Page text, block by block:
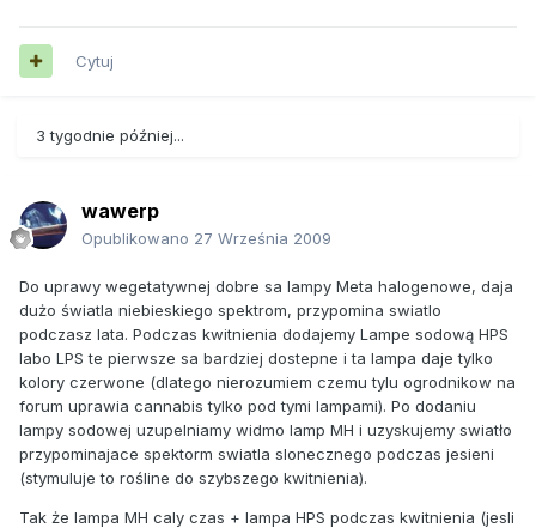
Cytuj
3 tygodnie później...
wawerp
Opublikowano 27 Września 2009
Do uprawy wegetatywnej dobre sa lampy Meta halogenowe, daja
dużo światla niebieskiego spektrom, przypomina swiatlo
podczasz lata. Podczas kwitnienia dodajemy Lampe sodową HPS
labo LPS te pierwsze sa bardziej dostepne i ta lampa daje tylko
kolory czerwone (dlatego nierozumiem czemu tylu ogrodnikow na
forum uprawia cannabis tylko pod tymi lampami). Po dodaniu
lampy sodowej uzupelniamy widmo lamp MH i uzyskujemy swiatło
przypominajace spektorm swiatla slonecznego podczas jesieni
(stymuluje to rośline do szybszego kwitnienia).
Tak że lampa MH caly czas + lampa HPS podczas kwitnienia (jesli